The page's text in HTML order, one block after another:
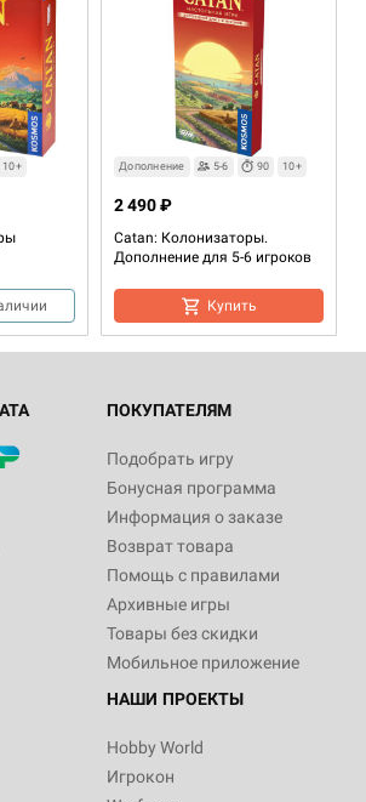
10+ Дополнение 5-6 90 10+
Catan: Колонизаторы.
Дополнение для 5-6 игроков
2 490 ₽
Купить
Дополнение 5-6
Catan: Мореходы.
Дополнение для 5-6 игроков
2 490 ₽
ПОКУПАТЕЛЯМ
Подобрать игру
Бонусная программа
Информация о заказе
Возврат товара
Помощь с правилами
Архивные игры
Товары без скидки
Мобильное приложение
НАШИ ПРОЕКТЫ
Hobby World
Игрокон